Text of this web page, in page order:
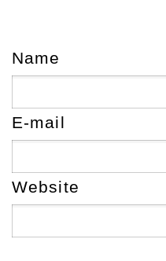
Name
E-mail
Website